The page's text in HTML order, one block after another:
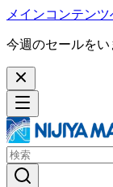
メインコンテン
今週のセールをい